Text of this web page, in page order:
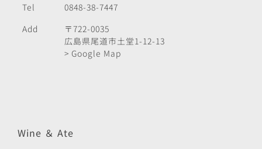
Tel
0848-38-7447
Add
〒722-0035
広島県尾道市土堂1-12-13
> Google Map
Wine ＆ Ate